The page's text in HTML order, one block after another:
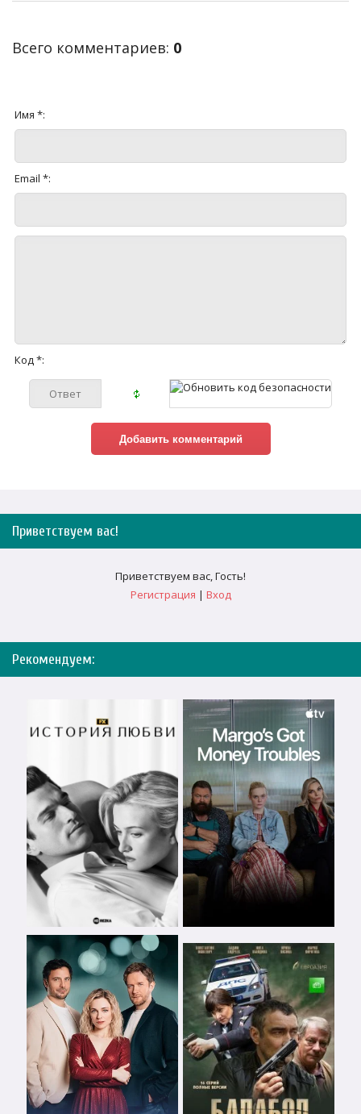
Всего комментариев: 0
Имя *:
Email *:
Код *:
Приветствуем вас!
Приветствуем вас,Гость!
Регистрация | Вход
Рекомендуем: